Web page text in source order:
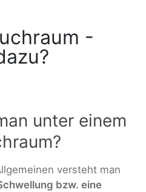
-
unter einem
versteht man
bzw. eine